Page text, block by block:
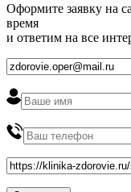
Оформите заявку на
время
и ответим на все